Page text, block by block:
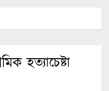
হত্যাচেষ্টা